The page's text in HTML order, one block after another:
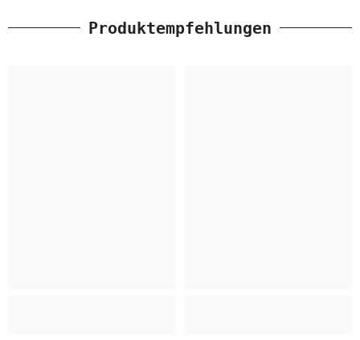
Produktempfehlungen